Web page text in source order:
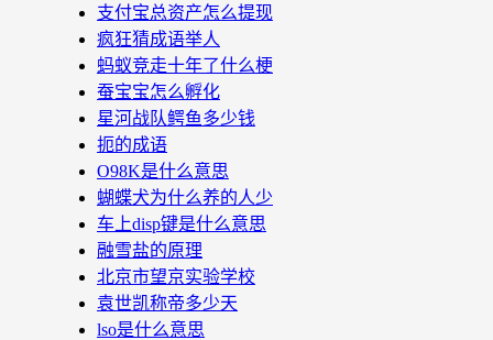
支付宝总资产怎么提现
疯狂猜成语举人
蚂蚁竞走十年了什么梗
蚕宝宝怎么孵化
星河战队鳄鱼多少钱
扼的成语
O98K是什么意思
蝴蝶犬为什么养的人少
车上disp键是什么意思
融雪盐的原理
北京市望京实验学校
袁世凯称帝多少天
lso是什么意思